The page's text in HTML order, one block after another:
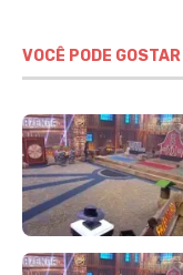
VOCÊ PODE